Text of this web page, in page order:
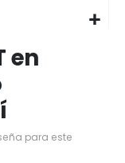
en
para este